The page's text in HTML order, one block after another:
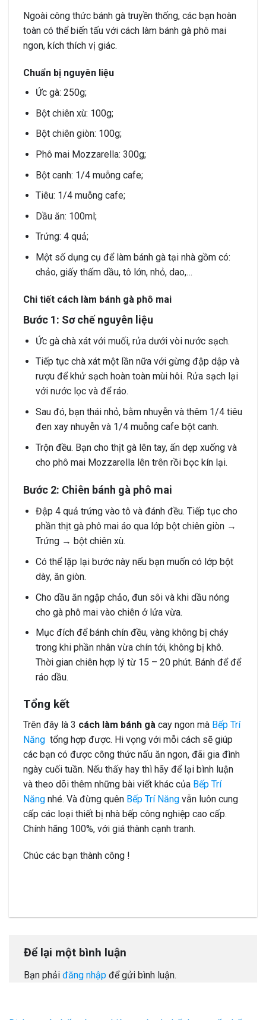
Ngoài công thức bánh gà truyền thống, các bạn hoàn
toàn có thể biến tấu với cách làm bánh gà phô mai
ngon, kích thích vị giác.
Chuẩn bị nguyên liệu
Ức gà: 250g;
Bột chiên xù: 100g;
Bột chiên giòn: 100g;
Phô mai Mozzarella: 300g;
Bột canh: 1/4 muỗng cafe;
Tiêu: 1/4 muỗng cafe;
Dầu ăn: 100ml;
Trứng: 4 quả;
Một số dụng cụ để làm bánh gà tại nhà gồm có:
chảo, giấy thấm dầu, tô lớn, nhỏ, dao,…
Chi tiết cách làm bánh gà phô mai
Bước 1: Sơ chế nguyên liệu
Ức gà chà xát với muối, rửa dưới vòi nước sạch.
Tiếp tục chà xát một lần nữa với gừng đập dập và
rượu để khử sạch hoàn toàn mùi hôi. Rửa sạch lại
với nước lọc và để ráo.
Sau đó, bạn thái nhỏ, bằm nhuyễn và thêm 1/4 tiêu
đen xay nhuyễn và 1/4 muỗng cafe bột canh.
Trộn đều. Bạn cho thịt gà lên tay, ấn dẹp xuống và
cho phô mai Mozzarella lên trên rồi bọc kín lại.
Bước 2: Chiên bánh gà phô mai
Đập 4 quả trứng vào tô và đánh đều. Tiếp tục cho
phần thịt gà phô mai áo qua lớp bột chiên giòn →
Trứng → bột chiên xù.
Có thể lặp lại bước này nếu bạn muốn có lớp bột
dày, ăn giòn.
Cho dầu ăn ngập chảo, đun sôi và khi dầu nóng
cho gà phô mai vào chiên ở lửa vừa.
Mục đích để bánh chín đều, vàng không bị cháy
trong khi phần nhân vừa chín tới, không bị khô.
Thời gian chiên hợp lý từ 15 – 20 phút. Bánh để để
ráo dầu.
Tổng kết
Trên đây là 3 cách làm bánh gà cay ngon mà Bếp Trí
Năng tổng hợp được. Hi vọng với mỗi cách sẽ giúp
các bạn có được công thức nấu ăn ngon, đãi gia đình
ngày cuối tuần. Nếu thấy hay thì hãy để lại bình luận
và theo dõi thêm những bài viết khác của Bếp Trí
Năng nhé. Và đừng quên Bếp Trí Năng vẫn luôn cung
cấp các loại thiết bị nhà bếp công nghiệp cao cấp.
Chính hãng 100%, với giá thành cạnh tranh.
Chúc các bạn thành công !
Để lại một bình luận
Bạn phải đăng nhập để gửi bình luận.